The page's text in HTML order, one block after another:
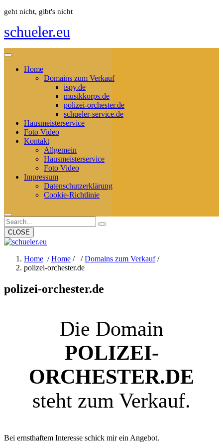
Skip
content
geht nicht, gibt's nicht
schueler.eu
Home
Domains zum Verkauf
ispy.de
musikkorps.de
polizei-orchester.de
schueler-service.de
Hausmeisterservice
Foto Video
Kontakt
Allgemein
Hausmeisterservice
Foto Video
Impressum
Datenschutzerklärung
Cookie-Richtlinie
Search
for:
CLOSE
Home /Home / /Domains zum Verkauf/
polizei-orchester.de
polizei-orchester.de
Die Domain
POLIZEI-
ORCHESTER.DE
steht zum Verkauf.
Bei ernsthaftem Interesse schick mir ein Angebot.